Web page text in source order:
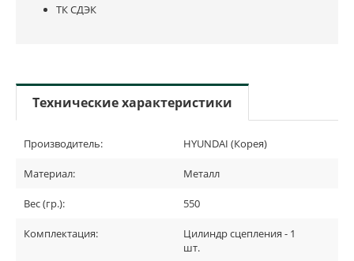
ТК СДЭК
Технические характеристики
Производитель: HYUNDAI (Корея)
Материал: Металл
Вес (гр.): 550
Комплектация:
Цилиндр сцепления - 1
шт.